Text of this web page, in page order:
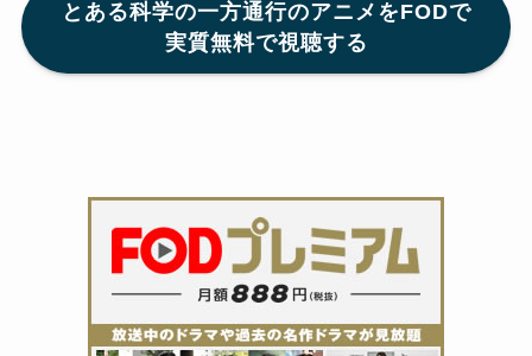
とある科学の一方通行のアニメをFODで
実質無料で視聴する